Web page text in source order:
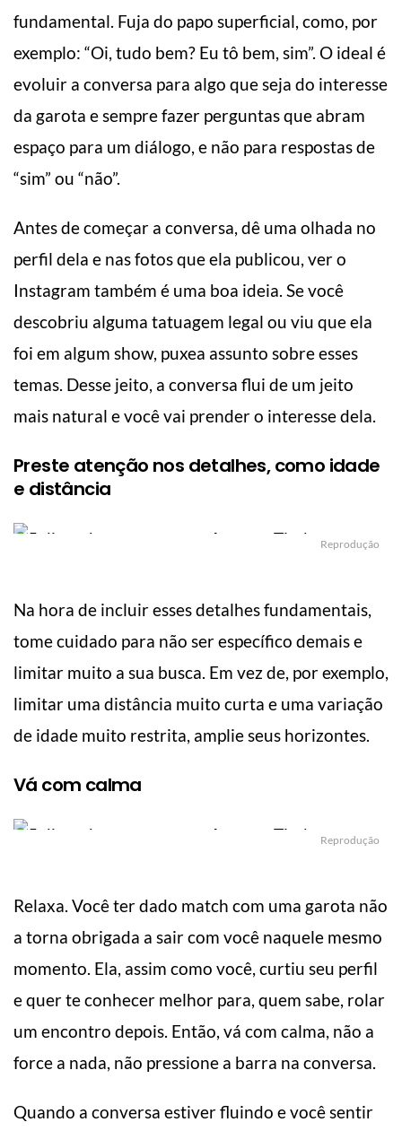
fundamental. Fuja do papo superficial, como, por
exemplo: “Oi, tudo bem? Eu tô bem, sim”. O ideal é
evoluir a conversa para algo que seja do interesse
da garota e sempre fazer perguntas que abram
espaço para um diálogo, e não para respostas de
“sim” ou “não”.
Antes de começar a conversa, dê uma olhada no
perfil dela e nas fotos que ela publicou, ver o
Instagram também é uma boa ideia. Se você
descobriu alguma tatuagem legal ou viu que ela
foi em algum show, puxea assunto sobre esses
temas. Desse jeito, a conversa flui de um jeito
mais natural e você vai prender o interesse dela.
Preste atenção nos detalhes, como idade
e distância
Reprodução
Na hora de incluir esses detalhes fundamentais,
tome cuidado para não ser específico demais e
limitar muito a sua busca. Em vez de, por exemplo,
limitar uma distância muito curta e uma variação
de idade muito restrita, amplie seus horizontes.
Vá com calma
Reprodução
Relaxa. Você ter dado match com uma garota não
a torna obrigada a sair com você naquele mesmo
momento. Ela, assim como você, curtiu seu perfil
e quer te conhecer melhor para, quem sabe, rolar
um encontro depois. Então, vá com calma, não a
force a nada, não pressione a barra na conversa.
Quando a conversa estiver fluindo e você sentir